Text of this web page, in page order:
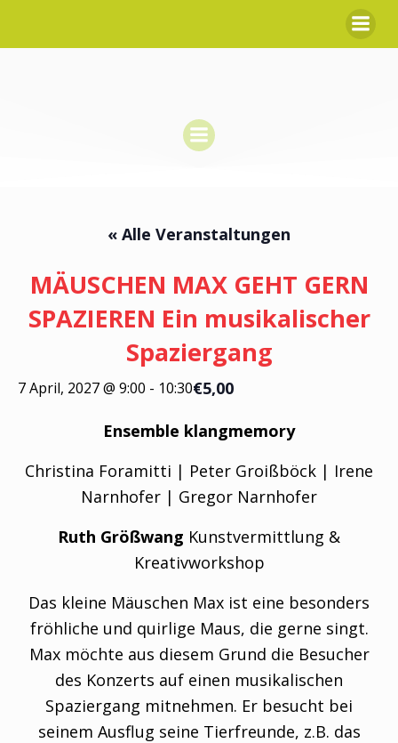
springen
« Alle Veranstaltungen
MÄUSCHEN MAX GEHT GERN
SPAZIEREN Ein musikalischer
Spaziergang
7 April, 2027 @ 9:00 - 10:30€5,00
Ensemble klangmemory
Christina Foramitti | Peter Groißböck | Irene
Narnhofer | Gregor Narnhofer
Ruth Größwang Kunstvermittlung &
Kreativworkshop
Das kleine Mäuschen Max ist eine besonders
fröhliche und quirlige Maus, die gerne singt.
Max möchte aus diesem Grund die Besucher
des Konzerts auf einen musikalischen
Spaziergang mitnehmen. Er besucht bei
seinem Ausflug seine Tierfreunde, z.B. das